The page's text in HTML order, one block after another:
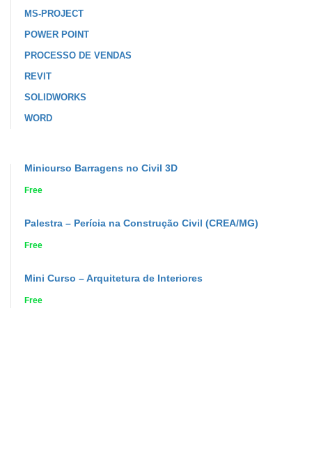
MS-PROJECT
POWER POINT
PROCESSO DE VENDAS
REVIT
SOLIDWORKS
WORD
Minicurso Barragens no Civil 3D
Free
Palestra – Perícia na Construção Civil (CREA/MG)
Free
Mini Curso – Arquitetura de Interiores
Free